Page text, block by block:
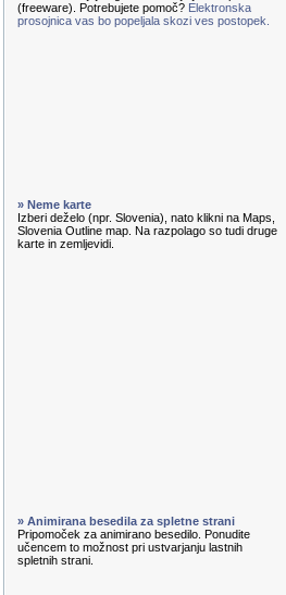
(freeware). Potrebujete pomoč? Elektronska
prosojnica vas bo popeljala skozi ves postopek.
» Neme karte
Izberi deželo (npr. Slovenia), nato klikni na Maps,
Slovenia Outline map. Na razpolago so tudi druge
karte in zemljevidi.
» Animirana besedila za spletne strani
Pripomoček za animirano besedilo. Ponudite
učencem to možnost pri ustvarjanju lastnih
spletnih strani.